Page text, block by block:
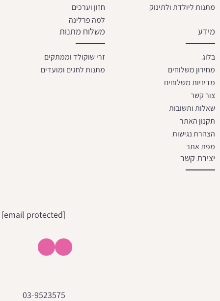
מתנות ליולדת ולתינוק
חזון וערכים
למה פרלינה
מידע
בלוג
מחירון משלוחים
מדיניות משלוחים
צור קשר
שאלות ותשובות
תקנון האתר
הצהרת נגישות
מפת אתר
משלוח מתנות
זרי שוקולד וממתקים
מתנות לחגים ומועדים
יצירת קשר
[email protected]
03-9523575